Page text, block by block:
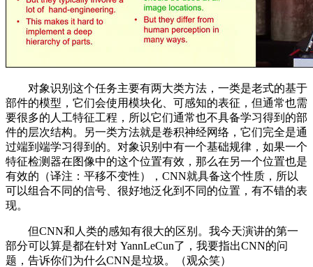
对象识别这个任务主要有两大类方法，一类是老式的基于
部件的模型，它们会使用模块化、可感知的表征，但通常也需
要很多的人工特征工程，所以它们通常也不具备学习得到的部
件的层次结构。另一类方法就是卷积神经网络，它们完全是通
过端到端学习得到的。对象识别中有一个基础规律，如果一个
特征检测器在图像中的这个位置有效，那么在另一个位置也是
有效的（译注：平移不变性），CNN就具备这个性质，所以
可以组合不同的信号、很好地泛化到不同的位置，有不错的表
现。
但CNN和人类的感知有很大的区别。我今天演讲的第一
部分可以算是都在针对 YannLeCun了，我要指出CNN的问
题，告诉你们为什么CNN是垃圾。（观众笑）